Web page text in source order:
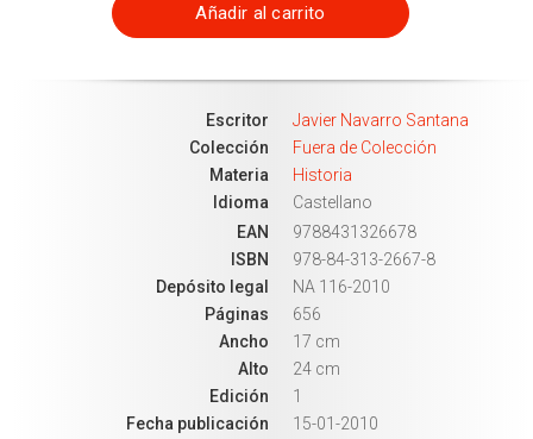
Añadir al carrito
Escritor
Javier Navarro Santana
Colección
Fuera de Colección
Materia
Historia
Idioma
Castellano
EAN
9788431326678
ISBN
978-84-313-2667-8
Depósito legal
NA 116-2010
Páginas
656
Ancho
17 cm
Alto
24 cm
Edición
1
Fecha publicación
15-01-2010